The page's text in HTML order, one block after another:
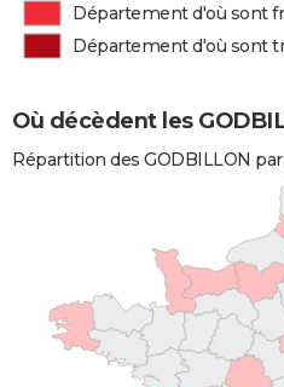
Département d'où sont
Département d'où sont
Où décèdent les
Répartition des GODBILLON